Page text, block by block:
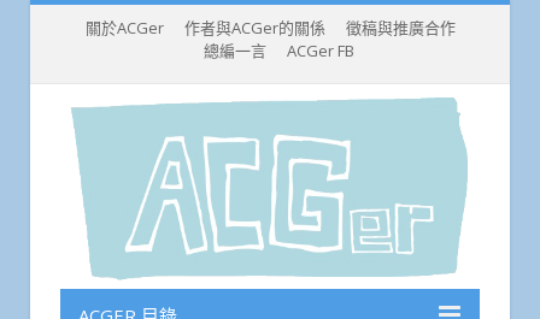
關於ACGer 作者與ACGer的關係
徵稿與推廣合作
總編一言
ACGer FB